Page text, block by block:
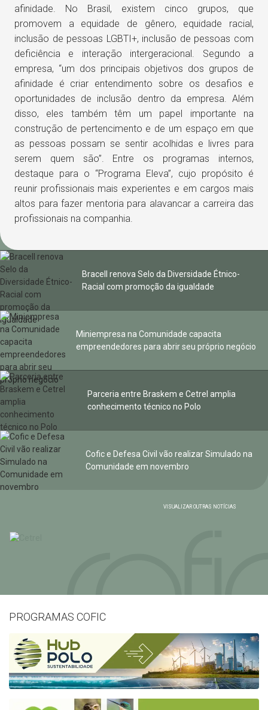
afinidade. No Brasil, existem cinco grupos, que
promovem a equidade de gênero, equidade racial,
inclusão de pessoas LGBTI+, inclusão de pessoas com
deficiência e interação intergeracional. Segundo a
empresa, “um dos principais objetivos dos grupos de
afinidade é criar entendimento sobre os desafios e
oportunidades de inclusão dentro da empresa. Além
disso, eles também têm um papel importante na
construção de pertencimento e de um espaço em que
as pessoas possam se sentir acolhidas e livres para
serem quem são”. Entre os programas internos,
destaque para o “Programa Eleva”, cujo propósito é
reunir profissionais mais experientes e em cargos mais
altos para fazer mentoria para alavancar a carreira das
profissionais na companhia.
Bracell renova Selo da Diversidade Étnico-
Racial com promoção da igualdade
Miniempresa na Comunidade capacita
empreendedores para abrir seu próprio negócio
Parceria entre Braskem e Cetrel amplia
conhecimento técnico no Polo
Cofic e Defesa Civil vão realizar Simulado na
Comunidade em novembro
VISUALIZAR OUTRAS NOTÍCIAS
PROGRAMAS COFIC